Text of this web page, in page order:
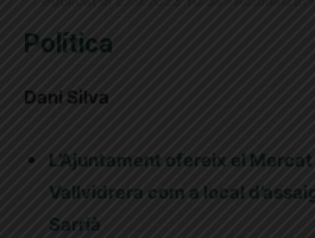
Política
Dani Silva
L’Ajuntament ofereix el
Vallvidrera com a local
Sarrià